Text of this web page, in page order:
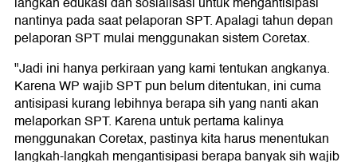
nantinya pada saat pelaporan SPT. Apalagi tahun depan
pelaporan SPT mulai menggunakan sistem Coretax.
"Jadi ini hanya perkiraan yang kami tentukan angkanya.
Karena WP wajib SPT pun belum ditentukan, ini cuma
antisipasi kurang lebihnya berapa sih yang nanti akan
melaporkan SPT. Karena untuk pertama kalinya
menggunakan Coretax, pastinya kita harus menentukan
langkah-langkah mengantisipasi berapa banyak sih wajib